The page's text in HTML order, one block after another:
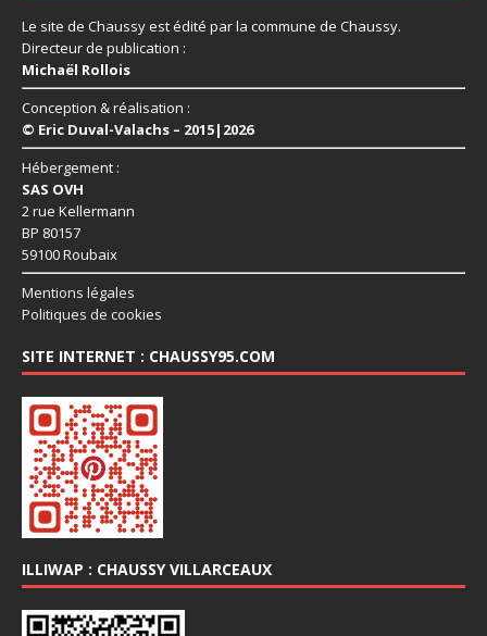
Le site de Chaussy est édité par la commune de Chaussy.
Directeur de publication :
Michaël Rollois
Conception & réalisation :
© Eric Duval-Valachs – 2015|2026
Hébergement :
SAS OVH
2 rue Kellermann
BP 80157
59100 Roubaix
Mentions légales
Politiques de cookies
SITE INTERNET : CHAUSSY95.COM
ILLIWAP : CHAUSSY VILLARCEAUX